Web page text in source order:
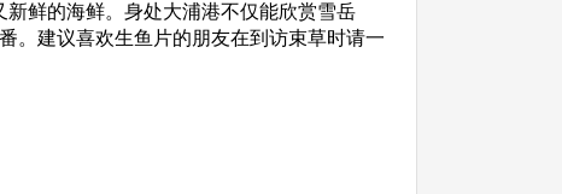
鲜的海鲜。身处大浦港不仅能欣赏雪岳
。建议喜欢生鱼片的朋友在到访束草时请一